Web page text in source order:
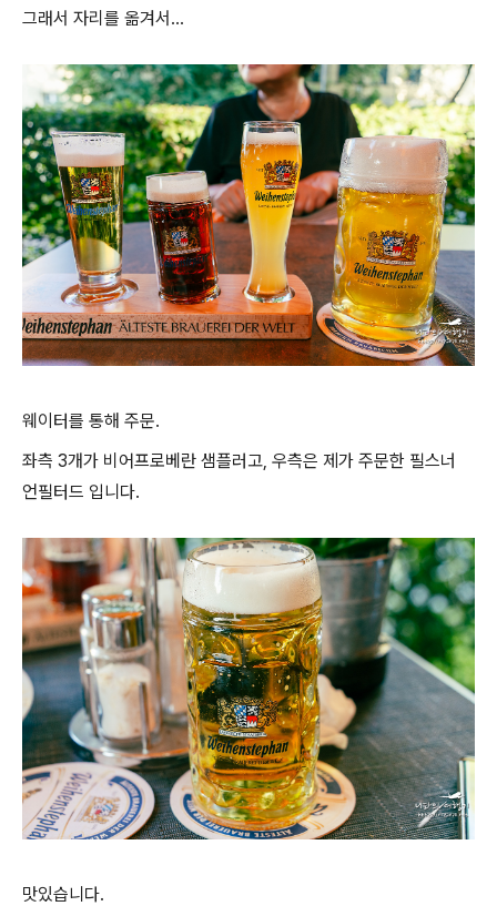
그래서 자리를 옮겨서...
웨이터를 통해 주문.
좌측 3개가 비어프로베란 샘플러고, 우측은 제가 주문한 필스너
언필터드 입니다.
맛있습니다.